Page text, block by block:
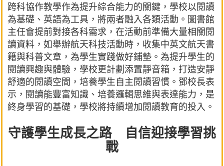
跨科協作教學作為提升綜合能力的關鍵，學校以閱讀
為基礎、英語為工具，將兩者融入各類活動。圖書館
主任會提前對接各科需求，在活動前準備大量相關閱
讀資料，如舉辦航天科技活動時，收集中英文航天書
籍與科普文章，為學生實踐做好鋪墊。為提升學生的
閱讀興趣與體驗，學校更計劃添置靜音箱，打造安靜
舒適的閱讀空間，培養學生自主閱讀習慣。鄧校長表
示，閱讀能豐富知識、培養邏輯思維與表達能力，是
終身學習的基礎，學校將持續增加閱讀教育的投入。
守護學生成長之路 自信迎接學習挑
戰